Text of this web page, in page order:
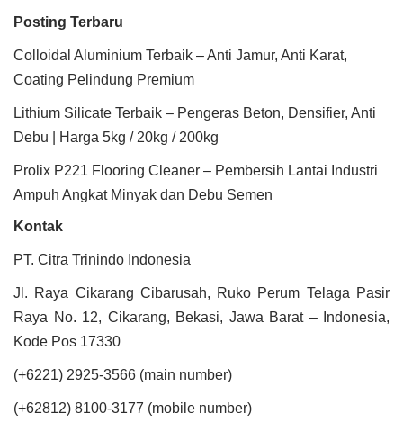
Posting Terbaru
Colloidal Aluminium Terbaik – Anti Jamur, Anti Karat,
Coating Pelindung Premium
Lithium Silicate Terbaik – Pengeras Beton, Densifier, Anti
Debu | Harga 5kg / 20kg / 200kg
Prolix P221 Flooring Cleaner – Pembersih Lantai Industri
Ampuh Angkat Minyak dan Debu Semen
Kontak
PT. Citra Trinindo Indonesia
Jl. Raya Cikarang Cibarusah, Ruko Perum Telaga Pasir
Raya No. 12, Cikarang, Bekasi, Jawa Barat – Indonesia,
Kode Pos 17330
(+6221) 2925-3566 (main number)
(+62812) 8100-3177 (mobile number)